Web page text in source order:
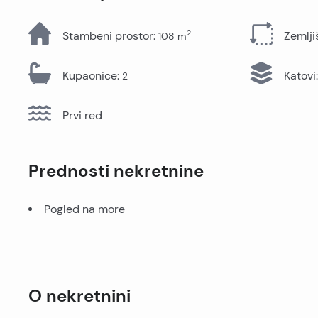
Stambeni prostor: 108 m2
Kupaonice: 2 Katovi:
Prvi red
Prednosti nekretnine
Pogled na more
O nekretnini